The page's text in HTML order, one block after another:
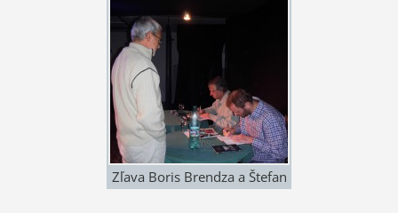
9.10. 2015. Foto: Margaréta
Zľava Boris Brendza a Štefan